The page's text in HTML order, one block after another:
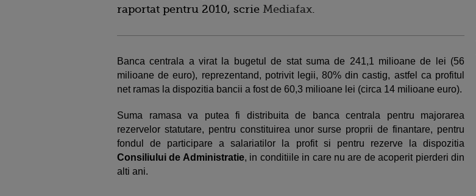
raportat pentru 2010, scrie Mediafax.
Banca centrala a virat la bugetul de stat suma de 241,1 milioane de lei (56
milioane de euro), reprezentand, potrivit legii, 80% din castig, astfel ca profitul
net ramas la dispozitia bancii a fost de 60,3 milioane lei (circa 14 milioane euro).
Suma ramasa va putea fi distribuita de banca centrala pentru majorarea
rezervelor statutare, pentru constituirea unor surse proprii de finantare, pentru
fondul de participare a salariatilor la profit si pentru rezerve la dispozitia
Consiliului de Administratie, in conditiile in care nu are de acoperit pierderi din
alti ani.